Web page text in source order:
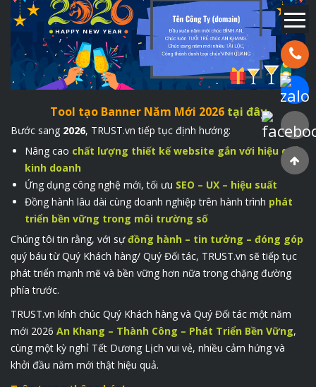
Hotline:
Chat
Tool tạo Banner Năm Mới 2026 tại đây
Bước sang 2026, TRUST.vn tiếp tục định hướng:
Nâng cao chất lượng thiết kế website gắn với hiệu quả
kinh doanh
Ứng dụng công nghệ mới, tối ưu SEO – UX – hiệu suất
Đồng hành lâu dài cùng doanh nghiệp trên hành trình phát
triển bền vững trong môi trường số
Chúng tôi tin rằng, với sựđồng hành – tin tưởng – đóng góp
quý báu từ Quý Khách hàng/ Quý Đối tác, TRUST.vn sẽ tiếp tục
phát triển mạnh mẽ và bền vững hơn nữa trong chặng đường
phía trước.
TRUST.vn kính chúc Quý Khách hàng và Quý Đối tác một năm
mới 2026 An Khang – Thành Công – Phát Triển Bền Vững,
cùng một kỳ nghỉ Tết Dương Lịch vui vẻ, nhiều cảm hứng và
khởi đầu năm mới thật hiệu quả.